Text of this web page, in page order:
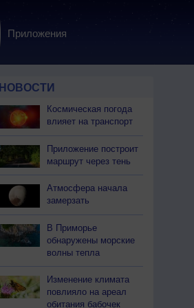
Приложения
НОВОСТИ
Космическая погода
влияет на транспорт
Приложение построит
маршрут через тень
Атмосфера начала
замерзать
В Приморье
обнаружены морские
волны тепла
Изменение климата
повлияло на ареал
обитания бабочек